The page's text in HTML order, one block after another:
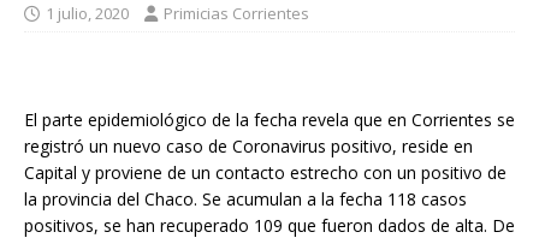
1 julio, 2020 Primicias Corrientes
El parte epidemiológico de la fecha revela que en Corrientes se
registró un nuevo caso de Coronavirus positivo, reside en
Capital y proviene de un contacto estrecho con un positivo de
la provincia del Chaco. Se acumulan a la fecha 118 casos
positivos, se han recuperado 109 que fueron dados de alta. De